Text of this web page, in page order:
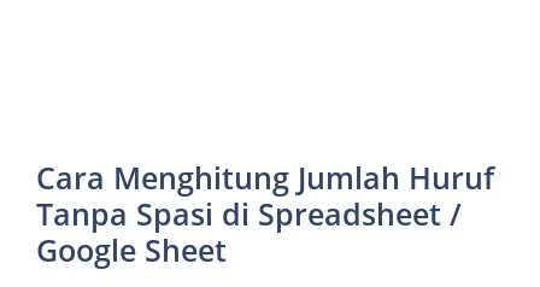
Cara Menghitung Jumlah Huruf
Tanpa Spasi di Spreadsheet /
Google Sheet